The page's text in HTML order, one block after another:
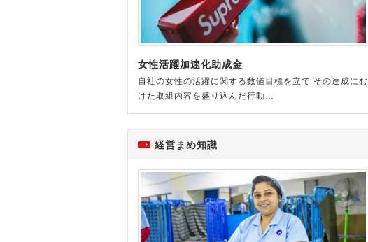
女性活躍加速化助成金
自社の女性の活躍に関する数値目標を立て その達成にむ
けた取組内容を盛り込んだ行動…
経営まめ知識